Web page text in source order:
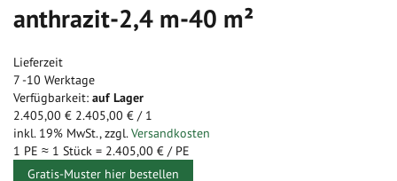
anthrazit-2,4 m-40 m²
Lieferzeit
7 -10 Werktage
Verfügbarkeit: auf Lager
2.405,00 € 2.405,00 € / 1
inkl. 19% MwSt., zzgl. Versandkosten
1 PE ≈ 1 Stück = 2.405,00 € / PE
Gratis-Muster hier bestellen